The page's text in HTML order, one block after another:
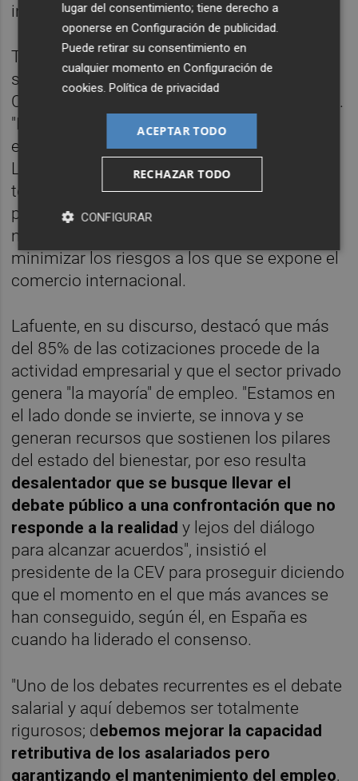
internacional en Estados Unidos.
Tras Cano, intervino Lafuente, al que le
siguió el presidente de la Cámara de
Comercio de Valencia,
.
"Necesitamos que cada vez haya más
empresarios que exporten de forma regular.
La incertidumbre ha venido para quedarse y
tenemos que estar preparados", señaló el
presidente cameral, que apuntó a la
necesidad de diversificar mercados para
minimizar los riesgos a los que se expone el
comercio internacional.
Lafuente, en su discurso, destacó que más
del 85% de las cotizaciones procede de la
actividad empresarial y que el sector privado
genera "la mayoría" de empleo. "Estamos en
el lado donde se invierte, se innova y se
generan recursos que sostienen los pilares
del estado del bienestar, por eso resulta
desalentador que se busque llevar el
debate público a una confrontación que no
responde a la realidad y lejos del diálogo
para alcanzar acuerdos", insistió el
presidente de la CEV para proseguir diciendo
que el momento en el que más avances se
han conseguido, según él, en España es
cuando ha liderado el consenso.
"Uno de los debates recurrentes es el debate
salarial y aquí debemos ser totalmente
rigurosos; debemos mejorar la capacidad
retributiva de los asalariados pero
garantizando el mantenimiento del empleo,
lugar del consentimiento; tiene derecho a
oponerse enConfiguración de publicidad.
Puede retirar su consentimiento en
cualquier momento enConfiguración de
cookies.Política de privacidad
ACEPTAR TODO
RECHAZAR TODO
CONFIGURAR